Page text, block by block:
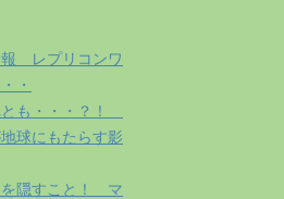
報 レプリコンワ
・
とも・・・？！
球にもたらす影
を隠すこと！ マ